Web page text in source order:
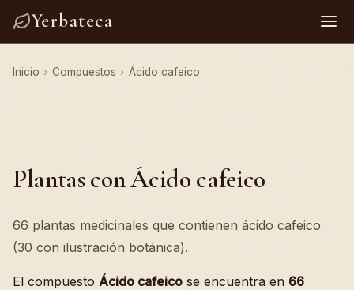
Yerbateca
Inicio › Compuestos › Ácido cafeico
Plantas con Ácido cafeico
66 plantas medicinales que contienen ácido cafeico
(30 con ilustración botánica).
El compuesto Ácido cafeico se encuentra en 66